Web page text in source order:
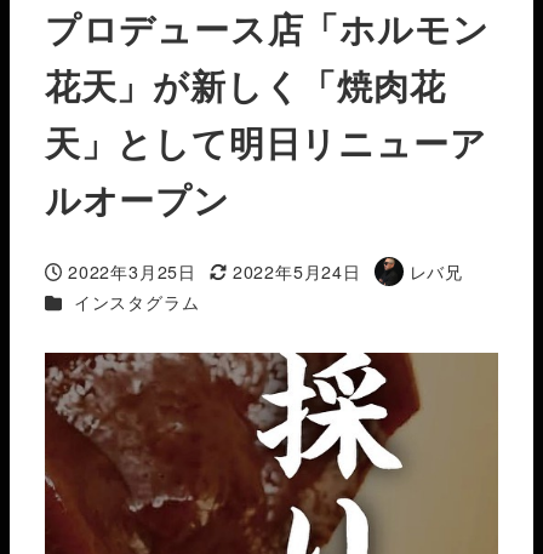
プロデュース店「ホルモン
花天」が新しく「焼肉花
天」として明日リニューア
ルオープン️
投稿日
2022年3月25日
更新日
2022年5月24日
著
レバ兄
カテゴリー
インスタグラム